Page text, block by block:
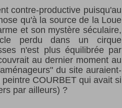
contre-productive puisqu'au
qu'à la source de la Loue
et son mystère séculaire,
perdu dans un cirque
n'est plus équilibrée par
au dernier moment au
du site auraient-
COURBET qui avait si
par ailleurs) ?